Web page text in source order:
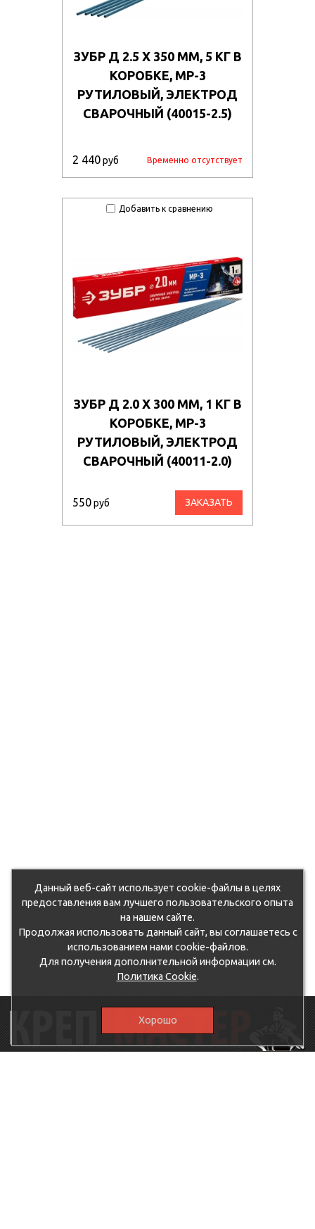
ЗУБР Д 2.5 Х 350 ММ, 5 КГ В
КОРОБКЕ, МР-3
РУТИЛОВЫЙ, ЭЛЕКТРОД
СВАРОЧНЫЙ (40015-2.5)
2 440руб Временно отсутствует
Добавить к сравнению
ЗУБР Д 2.0 Х 300 ММ, 1 КГ В
КОРОБКЕ, МР-3
РУТИЛОВЫЙ, ЭЛЕКТРОД
СВАРОЧНЫЙ (40011-2.0)
550руб ЗАКАЗАТЬ
Данный веб-сайт использует cookie-файлы в целях
предоставления вам лучшего пользовательского опыта
на нашем сайте.
Продолжая использовать данный сайт, вы соглашаетесь с
использованием нами cookie-файлов.
Для получения дополнительной информации см.
Политика Cookie.
Хорошо